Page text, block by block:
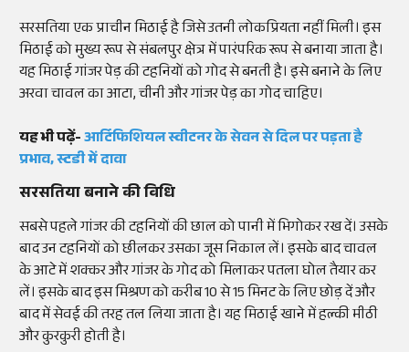
सरसतियाएक प्राचीन मिठाई है जिसे उतनी लोकप्रियता नहीं मिली। इस
मिठाई को मुख्य रूप सेसंबलपुरक्षेत्र में पारंपरिक रूप से बनाया जाता है।
यह मिठाईगांजरपेड़ कीटहनियोंको गोद से बनती है। इसे बनाने के लिए
अरवा चावल का आटा, चीनी औरगांजरपेड़ का गोद चाहिए।
यह भी पढ़ें-आर्टिफिशियलस्वीटनरके सेवन से दिल पर पड़ता है
प्रभाव,स्टडीमें दावा
सरसतियाबनाने की विधि
सबसे पहलेगांजरकीटहनियोंकी छाल को पानी में भिगोकर रख दें। उसके
बाद उनटहनियोंको छीलकर उसका जूस निकाल लें। इसके बाद चावल
के आटे में शक्कर औरगांजरके गोद को मिलाकर पतला घोल तैयार कर
लें। इसके बाद इस मिश्रण को करीब 10 से 15 मिनट के लिए छोड़ दें और
बाद मेंसेवईकी तरह तल लिया जाता है। यह मिठाई खाने में हल्कीमीठी
औरकुरकुरीहोती है।